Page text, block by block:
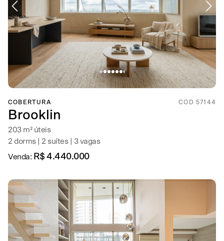
COBERTURA COD 57144
Brooklin
203 m² úteis
2 dorms | 2 suítes | 3 vagas
Venda: R$ 4.440.000